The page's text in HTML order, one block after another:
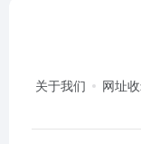
关于我们 网址